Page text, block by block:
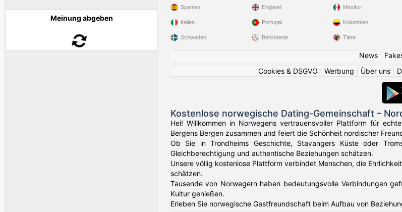
Meinung abgeben
Spanien
Italien
Schweden
England
Portugal
Behinderte
Mexiko
Kolumbien
Tiere
News|
Cookies & DSGVO
Werbung Über uns
Kostenlose norwegische Dating-Gemeinschaft –
Hei! Willkommen in Norwegens vertrauensvoller Plattform für
Bergens Bergen zusammen und feiert die Schönheit nordischer
Ob Sie in Trondheims Geschichte, Stavangers Küste oder
Gleichberechtigung und authentische Beziehungen schätzen.
Unsere völlig kostenlose Plattform verbindet Menschen, die
schätzen.
Tausende von Norwegern haben bedeutungsvolle Verbindungen
Kultur genießen.
Erleben Sie norwegische Gastfreundschaft beim Aufbau von